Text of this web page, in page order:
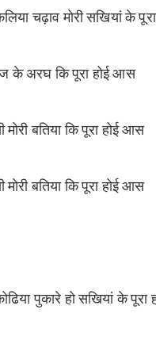
चढ़ाव मोरी सखियां के
के अरघ कि पूरा होई आस
मोरी बतिया कि पूरा होई आस
मोरी बतिया कि पूरा होई आस
पुकारे हो सखियां के